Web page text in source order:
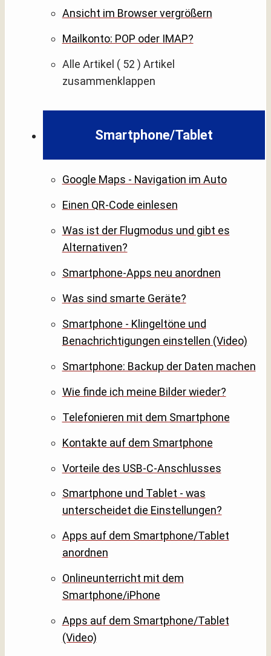
Ansicht im Browser vergrößern
Mailkonto: POP oder IMAP?
Alle Artikel ( 52 ) Artikel
zusammenklappen
Smartphone/Tablet
Google Maps - Navigation im Auto
Einen QR-Code einlesen
Was ist der Flugmodus und gibt es
Alternativen?
Smartphone-Apps neu anordnen
Was sind smarte Geräte?
Smartphone - Klingeltöne und
Benachrichtigungen einstellen (Video)
Smartphone: Backup der Daten machen
Wie finde ich meine Bilder wieder?
Telefonieren mit dem Smartphone
Kontakte auf dem Smartphone
Vorteile des USB-C-Anschlusses
Smartphone und Tablet - was
unterscheidet die Einstellungen?
Apps auf dem Smartphone/Tablet
anordnen
Onlineunterricht mit dem
Smartphone/iPhone
Apps auf dem Smartphone/Tablet
(Video)